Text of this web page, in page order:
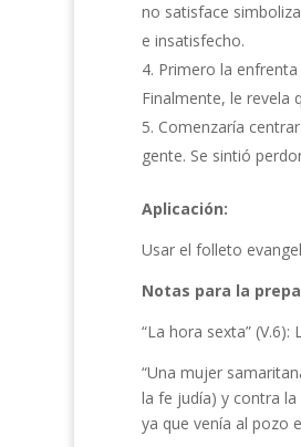
no satisface
e insatisfecho.
Primero la
Finalmente, le revela
Comenzaría
gente. Se sintió
Aplicación:
Usar el folleto
Notas para la
“La hora sexta”
“Una mujer
la fe judía) y contra
ya que venía al pozo